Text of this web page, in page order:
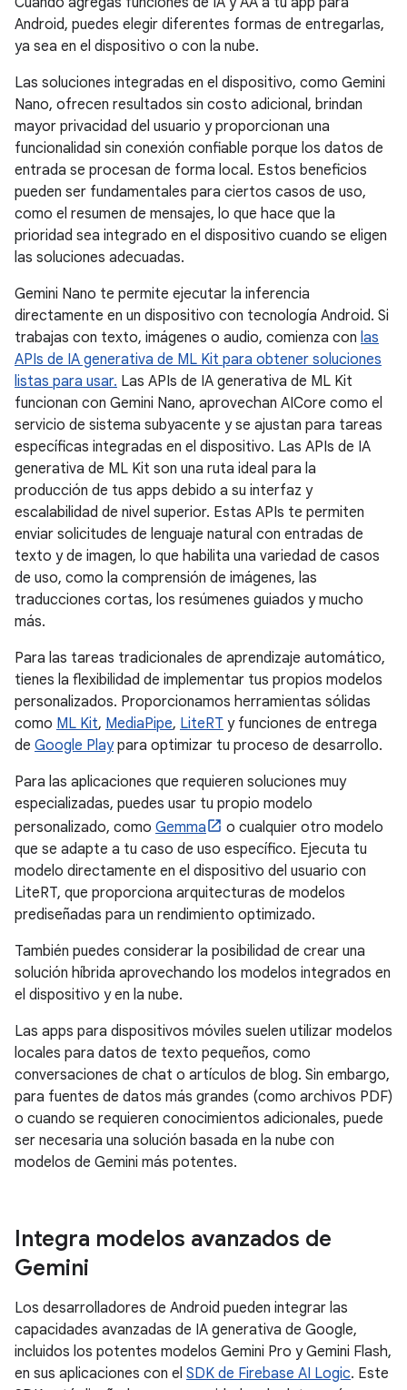
Android, puedes elegir diferentes formas de entregarlas,
ya sea en el dispositivo o con la nube.
Las soluciones integradas en el dispositivo, como Gemini
Nano, ofrecen resultados sin costo adicional, brindan
mayor privacidad del usuario y proporcionan una
funcionalidad sin conexión confiable porque los datos de
entrada se procesan de forma local. Estos beneficios
pueden ser fundamentales para ciertos casos de uso,
como el resumen de mensajes, lo que hace que la
prioridad sea integrado en el dispositivo cuando se eligen
las soluciones adecuadas.
Gemini Nano te permite ejecutar la inferencia
directamente en un dispositivo con tecnología Android. Si
trabajas con texto, imágenes o audio, comienza con las
APIs de IA generativa de ML Kit para obtener soluciones
listas para usar. Las APIs de IA generativa de ML Kit
funcionan con Gemini Nano, aprovechan AICore como el
servicio de sistema subyacente y se ajustan para tareas
específicas integradas en el dispositivo. Las APIs de IA
generativa de ML Kit son una ruta ideal para la
producción de tus apps debido a su interfaz y
escalabilidad de nivel superior. Estas APIs te permiten
enviar solicitudes de lenguaje natural con entradas de
texto y de imagen, lo que habilita una variedad de casos
de uso, como la comprensión de imágenes, las
traducciones cortas, los resúmenes guiados y mucho
más.
Para las tareas tradicionales de aprendizaje automático,
tienes la flexibilidad de implementar tus propios modelos
personalizados. Proporcionamos herramientas sólidas
como ML Kit, MediaPipe, LiteRT y funciones de entrega
de Google Playpara optimizar tu proceso de desarrollo.
Para las aplicaciones que requieren soluciones muy
especializadas, puedes usar tu propio modelo
personalizado, como Gemma
o cualquier otro modelo
que se adapte a tu caso de uso específico. Ejecuta tu
modelo directamente en el dispositivo del usuario con
LiteRT, que proporciona arquitecturas de modelos
prediseñadas para un rendimiento optimizado.
También puedes considerar la posibilidad de crear una
solución híbrida aprovechando los modelos integrados en
el dispositivo y en la nube.
Las apps para dispositivos móviles suelen utilizar modelos
locales para datos de texto pequeños, como
conversaciones de chat o artículos de blog. Sin embargo,
para fuentes de datos más grandes (como archivos PDF)
o cuando se requieren conocimientos adicionales, puede
ser necesaria una solución basada en la nube con
modelos de Gemini más potentes.
Integra modelos avanzados de
Gemini
Los desarrolladores de Android pueden integrar las
capacidades avanzadas de IA generativa de Google,
incluidos los potentes modelos Gemini Pro y Gemini Flash,
en sus aplicaciones con el SDK de Firebase AI Logic. Este